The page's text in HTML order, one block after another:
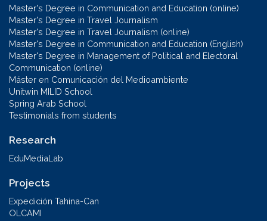
Master's Degree in Communication and Education (online)
Master's Degree in Travel Journalism
Master's Degree in Travel Journalism (online)
Master's Degree in Communication and Education (English)
Master's Degree in Management of Political and Electoral
Communication (online)
Máster en Comunicación del Medioambiente
Unitwin MILID School
Spring Arab School
Testimonials from students
Research
EduMediaLab
Projects
Expedición Tahina-Can
OLCAMI